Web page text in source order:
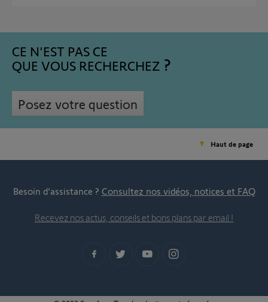
CE N'EST PAS CE
QUE VOUS RECHERCHEZ
Posez votre question
Haut de page
Besoin d’assistance ? Consultez nos vidéos, notices et FAQ
Recevez nos actus, conseils et bons plans par email !